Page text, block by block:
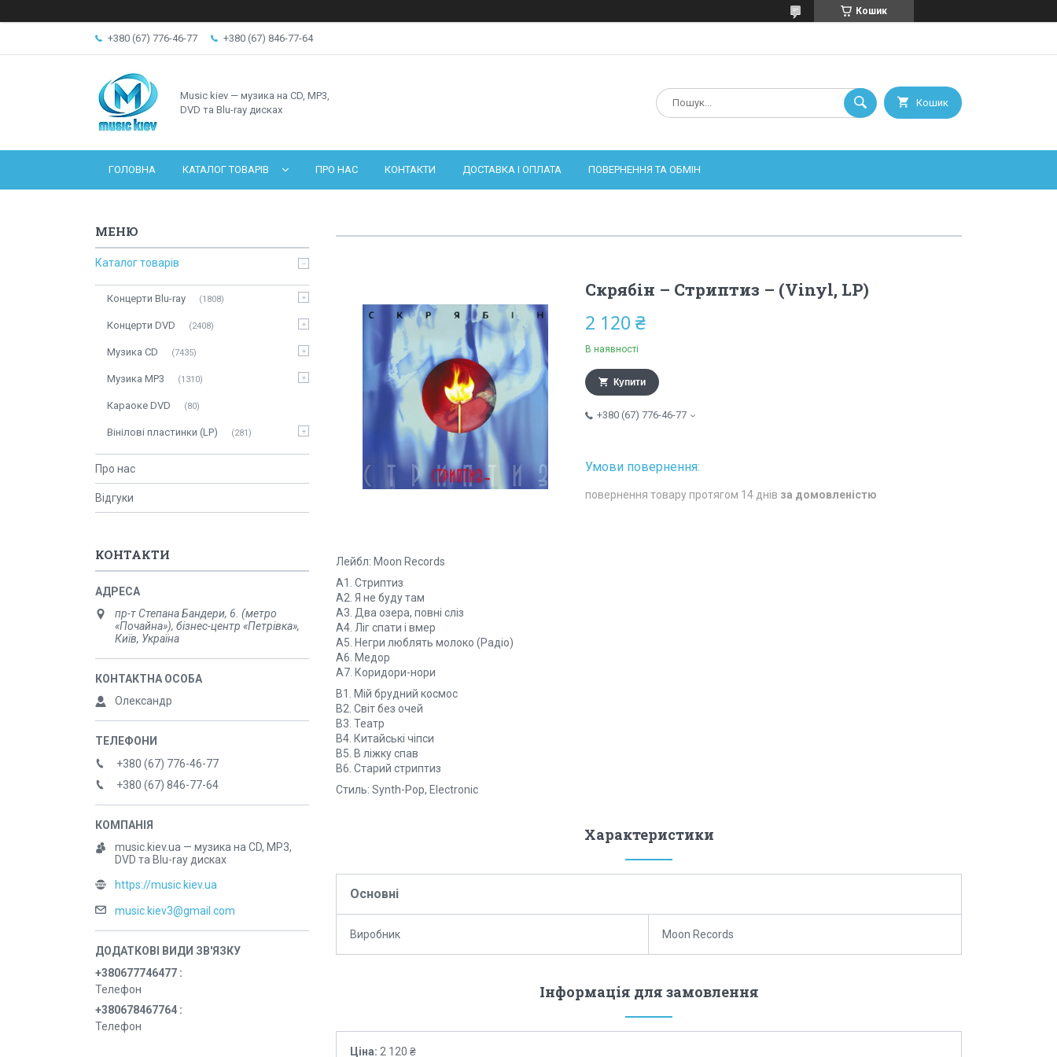
Кошик
+380 (67) 776-46-77 +380 (67) 846-77-64
Music kiev — музика на CD, MP3,
DVD та Blu-ray дисках
Кошик
ГОЛОВНА КАТАЛОГ ТОВАРІВ ПРО НАС КОНТАКТИ ДОСТАВКА І ОПЛАТА ПОВЕРНЕННЯ ТА ОБМІН
Скрябін – Стриптиз – (Vinyl, LP)
2 120 ₴
В наявності
Купити
+380 (67) 776-46-77
повернення товару протягом 14 днів за домовленістю
Лейбл: Moon Records
A1. Стриптиз
A2. Я не буду там
A3. Два озера, повні сліз
A4. Ліг спати і вмер
A5. Негри люблять молоко (Радіо)
A6. Медор
A7. Коридори-нори
B1. Мій брудний космос
B2. Світ без очей
B3. Театр
B4. Китайські чіпси
B5. В ліжку спав
B6. Старий стриптиз
Стиль: Synth-Pop, Electronic
Характеристики
Основні
Виробник Moon Records
Інформація для замовлення
Ціна: 2 120 ₴
Каталог товарів
Концерти Blu-ray 1808
Концерти DVD 2408
Музика CD 7435
Музика MP3 1310
Караоке DVD 80
Вінілові пластинки (LP) 281
Про нас
Відгуки
КОНТАКТИ
пр-т Степана Бандери, 6. (метро
«Почайна»), бізнес-центр «Петрівка»,
Київ, Україна
Олександр
+380 (67) 776-46-77
+380 (67) 846-77-64
music.kiev.ua — музика на CD, MP3,
DVD та Blu-ray дисках
https://music.kiev.ua
music.kiev3@gmail.com
+380677746477
Телефон
+380678467764
Телефон